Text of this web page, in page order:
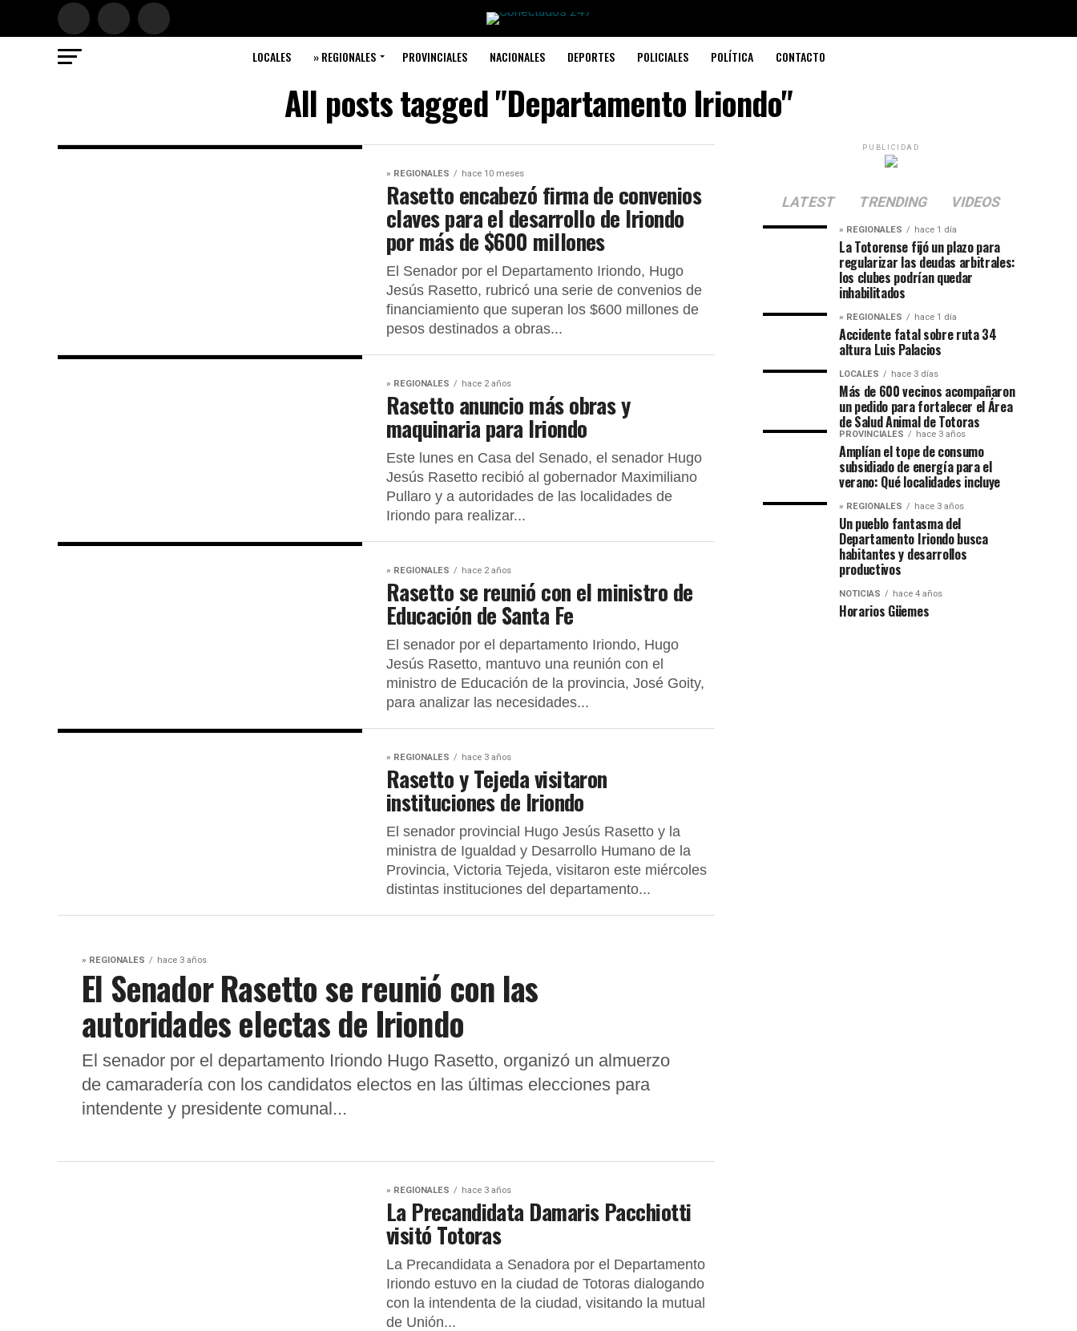
LOCALES » REGIONALES PROVINCIALES NACIONALES DEPORTES POLICIALES POLÍTICA CONTACTO
All posts tagged "Departamento Iriondo"
» REGIONALES hace 10 meses
Rasetto encabezó firma de convenios
claves para el desarrollo de Iriondo
por más de $600 millones
El Senador por el Departamento Iriondo, Hugo
Jesús Rasetto, rubricó una serie de convenios de
financiamiento que superan los $600 millones de
pesos destinados a obras...
» REGIONALES hace 2 años
Rasetto anuncio más obras y
maquinaria para Iriondo
Este lunes en Casa del Senado, el senador Hugo
Jesús Rasetto recibió al gobernador Maximiliano
Pullaro y a autoridades de las localidades de
Iriondo para realizar...
» REGIONALES hace 2 años
Rasetto se reunió con el ministro de
Educación de Santa Fe
El senador por el departamento Iriondo, Hugo
Jesús Rasetto, mantuvo una reunión con el
ministro de Educación de la provincia, José Goity,
para analizar las necesidades...
» REGIONALES hace 3 años
Rasetto y Tejeda visitaron
instituciones de Iriondo
El senador provincial Hugo Jesús Rasetto y la
ministra de Igualdad y Desarrollo Humano de la
Provincia, Victoria Tejeda, visitaron este miércoles
distintas instituciones del departamento...
» REGIONALES hace 3 años
El Senador Rasetto se reunió con las
autoridades electas de Iriondo
El senador por el departamento Iriondo Hugo Rasetto, organizó un almuerzo
de camaradería con los candidatos electos en las últimas elecciones para
intendente y presidente comunal...
» REGIONALES hace 3 años
La Precandidata Damaris Pacchiotti
visitó Totoras
La Precandidata a Senadora por el Departamento
Iriondo estuvo en la ciudad de Totoras dialogando
con la intendenta de la ciudad, visitando la mutual
de Unión...
PUBLICIDAD
LATEST TRENDING VIDEOS
» REGIONALES hace 1 día
La Totorense fijó un plazo para
regularizar las deudas arbitrales:
los clubes podrían quedar
inhabilitados
» REGIONALES hace 1 día
Accidente fatal sobre ruta 34
altura Luis Palacios
LOCALES hace 3 días
Más de 600 vecinos acompañaron
un pedido para fortalecer el Área
de Salud Animal de Totoras
PROVINCIALES hace 3 años
Amplían el tope de consumo
subsidiado de energía para el
verano: Qué localidades incluye
» REGIONALES hace 3 años
Un pueblo fantasma del
Departamento Iriondo busca
habitantes y desarrollos
productivos
NOTICIAS hace 4 años
Horarios Güemes